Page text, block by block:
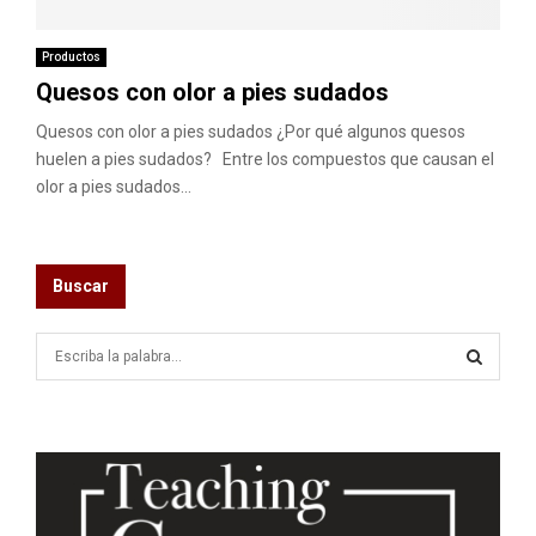
E
N
U
Productos
Quesos con olor a pies sudados
Quesos con olor a pies sudados ¿Por qué algunos quesos
huelen a pies sudados? Entre los compuestos que causan el
olor a pies sudados...
Buscar
E